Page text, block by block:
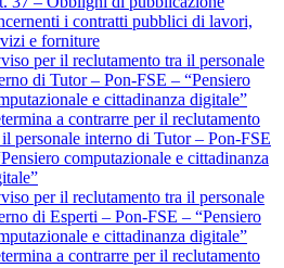
i contratti pubblici di lavori,
e forniture
per il reclutamento tra il personale
di Tutor – Pon-FSE – “Pensiero
e cittadinanza digitale”
a contrarre per il reclutamento
personale interno di Tutor – Pon-FSE
computazionale e cittadinanza
per il reclutamento tra il personale
di Esperti – Pon-FSE – “Pensiero
e cittadinanza digitale”
a contrarre per il reclutamento